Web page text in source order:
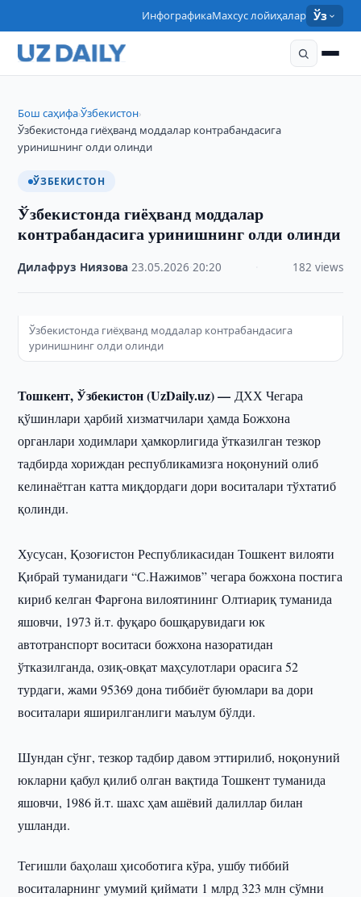
ИнфографикаМахсус лойиҳалар Ўз
Бош саҳифа›Ўзбекистон›
Ўзбекистонда гиёҳванд моддалар контрабандасига
уринишнинг олди олинди
ЎЗБЕКИСТОН
Ўзбекистонда гиёҳванд моддалар
контрабандасига уринишнинг олди олинди
Дилафруз Ниязова ·23.05.2026 ·20:20 182 views
Ўзбекистонда гиёҳванд моддалар контрабандасига
уринишнинг олди олинди
Тошкент, Ўзбекистон (UzDaily.uz) —ДХХ Чегара
қўшинлари ҳарбий хизматчилари ҳамда Божхона
органлари ходимлари ҳамкорлигида ўтказилган тезкор
тадбирда хориждан республикамизга ноқонуний олиб
келинаётган катта миқдордаги дори воситалари тўхтатиб
қолинди.
Хусусан, Қозоғистон Республикасидан Тошкент вилояти
Қибрай туманидаги “С.Нажимов” чегара божхона постига
кириб келган Фарғона вилоятининг Олтиариқ туманида
яшовчи, 1973 й.т. фуқаро бошқарувидаги юк
автотранспорт воситаси божхона назоратидан
ўтказилганда, озиқ-овқат маҳсулотлари орасига 52
турдаги, жами 95369 дона тиббиёт буюмлари ва дори
воситалари яширилганлиги маълум бўлди.
Шундан сўнг, тезкор тадбир давом эттирилиб, ноқонуний
юкларни қабул қилиб олган вақтида Тошкент туманида
яшовчи, 1986 й.т. шахс ҳам ашёвий далиллар билан
ушланди.
Тегишли баҳолаш ҳисоботига кўра, ушбу тиббий
воситаларнинг умумий қиймати 1 млрд 323 млн сўмни